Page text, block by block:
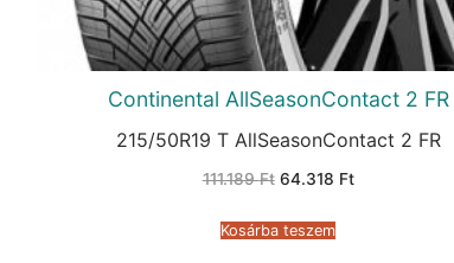
Continental AllSeasonContact 2 FR
215/50R19 T AllSeasonContact 2 FR
111.189Ft Original
111.189 Ft.
64.318 FtCurrent
Kosárba teszem